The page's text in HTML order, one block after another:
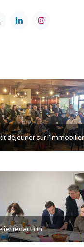
déjeuner sur l'immobilier
rédaction